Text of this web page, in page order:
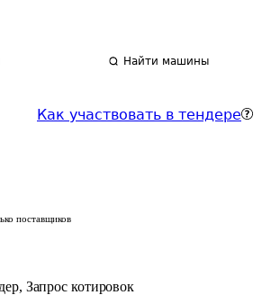
Найти машины
Как участвовать в тендере
поставщиков
, Запрос котировок